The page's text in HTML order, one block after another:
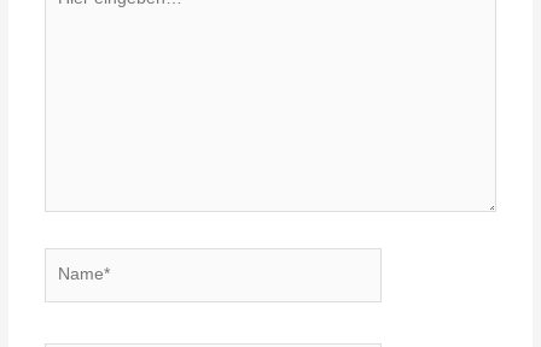
eingeben…